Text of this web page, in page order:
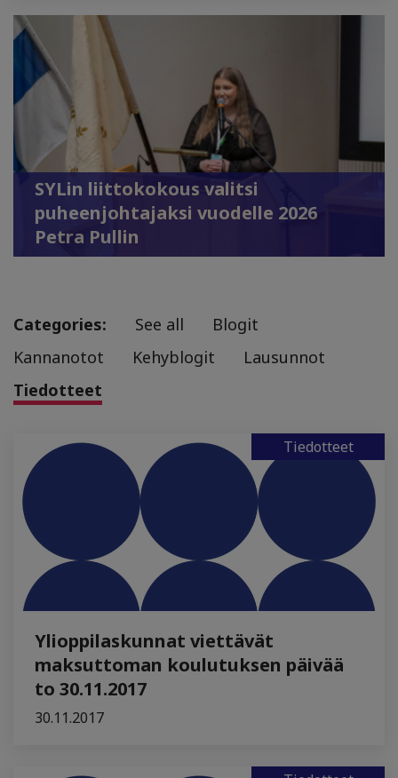
SYLin liittokokous valitsi
puheenjohtajaksi vuodelle 2026
Petra Pullin
Categories: See all
Blogit
Kannanotot
Kehyblogit
Lausunnot
Tiedotteet
Tiedotteet
Ylioppilaskunnat viettävät
maksuttoman koulutuksen päivää
to 30.11.2017
30.11.2017